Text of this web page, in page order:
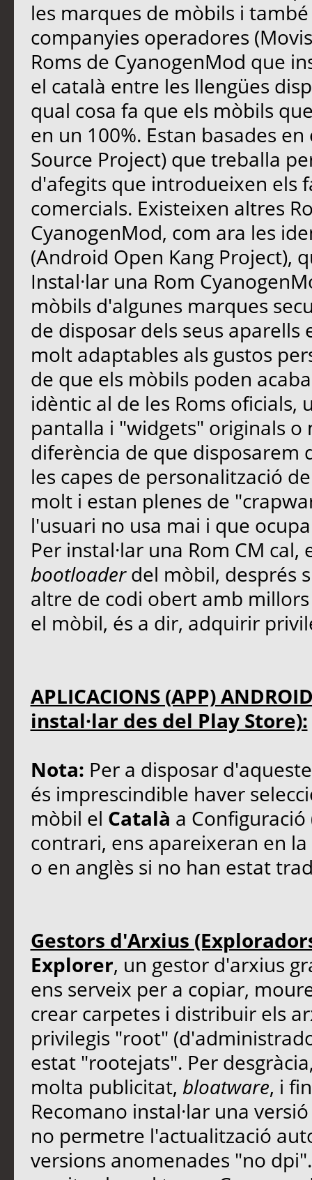
les marques de mòbils i
companyies operadores
Roms de CyanogenMod que
el català entre les llengües
qual cosa fa que els mòbils
en un 100%. Estan basades
Source Project) que treballa
d'afegits que introdueixen els
comercials. Existeixen altres
CyanogenMod, com ara les
(Android Open Kang Project),
Instal·lar una Rom
mòbils d'algunes marques
de disposar dels seus aparells
molt adaptables als gustos
de que els mòbils poden
idèntic al de les Roms oficials,
pantalla i "widgets" originals
diferència de que disposarem
les capes de personalització
molt i estan plenes de
l'usuari no usa mai i que
Per instal·lar una Rom CM
bootloaderdel mòbil, després
altre de codi obert amb
el mòbil, és a dir, adquirir
APLICACIONS (APP)
instal·lar des del Play Store):
Nota: Per a disposar
és imprescindible haver
mòbil el Català a Configuració
contrari, ens apareixeran en
o en anglès si no han estat
Gestors d'Arxius
Explorer, un gestor d'arxius
ens serveix per a copiar,
crear carpetes i distribuir els
privilegis "root"
estat "rootejats". Per
molta publicitat, bloatware, i
Recomano instal·lar una
no permetre l'actualització
versions anomenades "no